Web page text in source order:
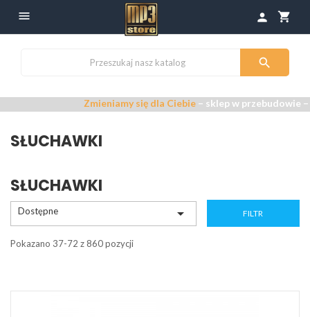
 shopping_cart
person

Zmieniamy się dla Ciebie– sklep w przebudowie –
SŁUCHAWKI
SŁUCHAWKI
Dostępne  FILTR
Pokazano 37-72 z 860 pozycji